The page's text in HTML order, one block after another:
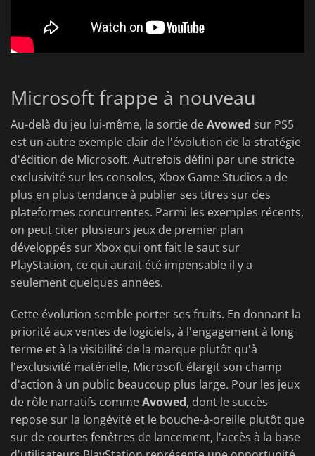
Microsoft frappe à nouveau
Au-delà du jeu lui-même, la sortie deAvowed sur PS5
est un autre exemple clair de l'évolution de la stratégie
d'édition de Microsoft. Autrefois défini par une stricte
exclusivité sur les consoles, Xbox Game Studios a de
plus en plus tendance à publier ses titres sur des
plateformes concurrentes. Parmi les exemples récents,
on peut citer plusieurs jeux de premier plan
développés sur Xbox qui ont fait le saut sur
PlayStation, ce qui aurait été impensable il y a
seulement quelques années.
Cette évolution semble porter ses fruits. En donnant la
priorité aux ventes de logiciels, à l'engagement à long
terme et à la visibilité de la marque plutôt qu'à
l'exclusivité matérielle, Microsoft élargit son champ
d'action à un public beaucoup plus large. Pour les jeux
de rôle narratifs commeAvowed, dont le succès
repose sur la longévité et le bouche-à-oreille plutôt que
sur de courtes fenêtres de lancement, l'accès à la base